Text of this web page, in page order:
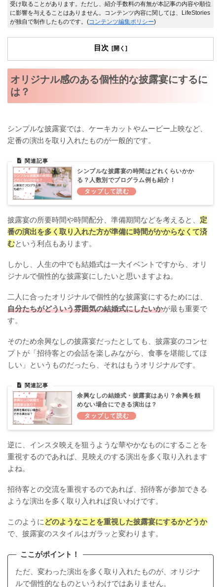
受け取ることがあります。ただし、紹介手数料の有無が本記事の内容や順位
に影響を与えることはありません。コンテンツ内容に関しては、LifeStories
が独自で制作したものです。(コンテンツ編集ポリシー)
目次
オリジナル感のある個性的な披露宴にするに
は？
シンプルな披露宴では、ケーキカットやムービー上映など、
定番の演出を取り入れたものが一般的です。
シンプルな披露宴の時間はどれくらいかか
る？人数別でプログラム例も紹介！
披露宴の所要時間や時間配分、準備期間などを考えると、 定
番の演出を多く取り入れた方が準備に時間がかからなくて済
むという利点もあります。
しかし、人生の中でも結婚式は一大イベントですから、オリ
ジナルで個性的な披露宴にしたいと思いますよね。
二人に合ったオリジナルで個性的な披露宴にするためには、
自分たちがどういう雰囲気の結婚式にしたいかが最も重要で
す。
そのため余興なしの披露宴だったとしても、披露宴のコンセ
プトが「招待客との会話を楽しみながら、食事を堪能してほ
しい」というものだったら、それはもうオリジナルです。
余興なしの結婚式・披露宴はあり？余興を頼
めない場合にできる演出は？
逆に、インスタ映えを狙うような華やかなものにすることを
重視するのであれば、見映えのする演出を多く取り入れます
よね。
招待客との交流を重視するのであれば、招待客が参加できる
ような演出を多く取り入れれば良いわけです。
このように どのようなことを重視した披露宴にするかどうか
で、披露宴のスタイルはガラッと変わります。
ここがポイント！
ただ、変わった演出を多く取り入れたものが、オリジナ
ルで個性的なものというわけではありません。